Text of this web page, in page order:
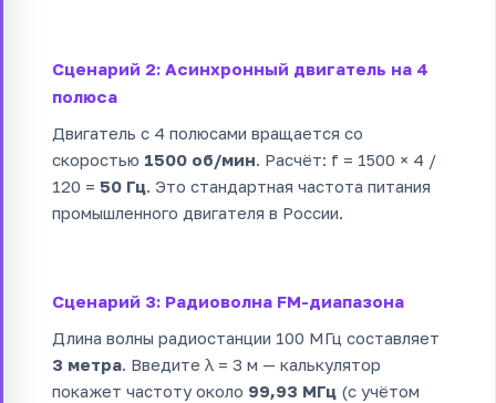
Сценарий 2: Асинхронный двигатель на 4
полюса
Двигатель с 4 полюсами вращается со
скоростью 1500 об/мин. Расчёт: f = 1500 × 4 /
120 = 50 Гц. Это стандартная частота питания
промышленного двигателя в России.
Сценарий 3: Радиоволна FM-диапазона
Длина волны радиостанции 100 МГц составляет
3 метра. Введите λ = 3 м — калькулятор
покажет частоту около 99,93 МГц (с учётом